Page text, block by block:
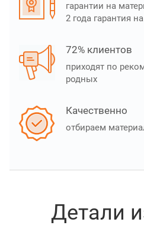
гарантии на
2 года гарантия
72% клиентов
приходят по
родных
Качественно
отбираем
Детали